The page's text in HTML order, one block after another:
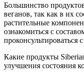
Большинство
веганов, так как в их
растительные
ознакомиться с
Какие продукты
улучшения состояния